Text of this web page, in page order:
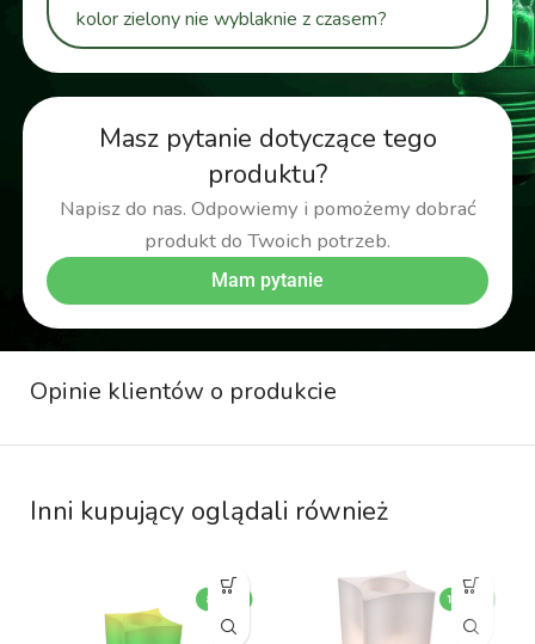
Masz pytanie dotyczące tego
produktu?
Napisz do nas. Odpowiemy i pomożemy dobrać
produkt do Twoich potrzeb.
Mam pytanie
kolor zielony nie wyblaknie z czasem?
Opinie klientów o produkcie
Inni kupujący oglądali również